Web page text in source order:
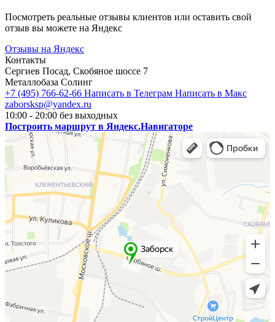
Посмотреть реальные отзывы клиентов или оставить свой
отзыв вы можете на Яндекс
Отзывы на Яндекс
Контакты
Сергиев Посад, Скобяное шоссе 7
Металлобаза Солинг
+7 (495) 766-62-66 Написать в Телеграм Написать в Макс
zaborsksp@yandex.ru
10:00 - 20:00 без выходных
Построить маршрут в Яндекс.Навигаторе